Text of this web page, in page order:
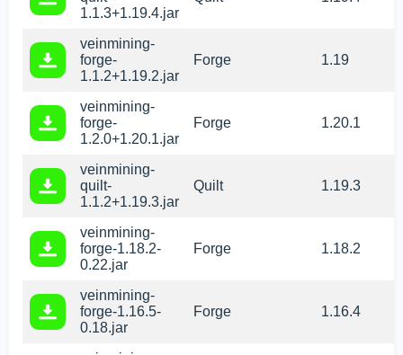
1.1.3+1.19.4.jar
veinmining-
forge-
1.1.2+1.19.2.jar
Forge 1.19
veinmining-
forge-
1.2.0+1.20.1.jar
Forge 1.20.1
veinmining-
quilt-
1.1.2+1.19.3.jar
Quilt 1.19.3
veinmining-
forge-1.18.2-
0.22.jar
Forge 1.18.2
veinmining-
forge-1.16.5-
0.18.jar
Forge 1.16.4